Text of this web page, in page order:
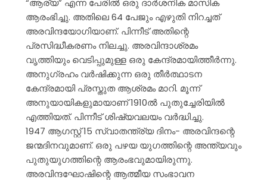
“ആര്യ” എന്ന പേരിൽ ഒരു ദാർശനിക മാസിക
ആരംഭിച്ചു. അതിലെ 64 പേജും എഴുതി നിറച്ചത്
അരവിന്ദയോഗിയാണ്. പിന്നീട് അതിന്റെ
പ്രസിദ്ധീകരണം നിലച്ചു. അരവിന്ദാശ്രമം
വൃത്തിയും വെടിപ്പുമുള്ള ഒരു കേന്ദ്രമായിത്തീർന്നു.
അനുഗ്രഹം വർഷിക്കുന്ന ഒരു തീർത്ഥാടന
കേന്ദ്രമായി പ്രസ്തുത ആശ്രമം മാറി. മൂന്ന്
അനുയായികളുമായാണ് 1910ൽ പുതുച്ചേരിയിൽ
എത്തിയത്. പിന്നീട് ശിഷ്യവലയം വർദ്ധിച്ചു.
1947 ആഗസ്റ്റ് 15 സ്വാതന്ത്ര്യ ദിനം- അരവിന്ദന്റെ
ജന്മദിനവുമാണ്. ഒരു പഴയ യുഗത്തിന്റെ അന്ത്യവും
പുതുയുഗത്തിന്റെ ആരംഭവുമായിരുന്നു.
അരവിന്ദഘോഷിന്റെ ആത്മീയ സംഭാവന